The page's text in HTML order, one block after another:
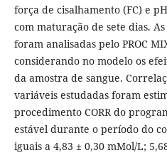
força de cisalhamento (FC) e
com maturação de sete dias.
foram analisadas pelo PROC
considerando no modelo os
da amostra de sangue.
variáveis estudadas foram
procedimento CORR do
estável durante o período do
iguais a 4,83 ± 0,30 mMol/L;